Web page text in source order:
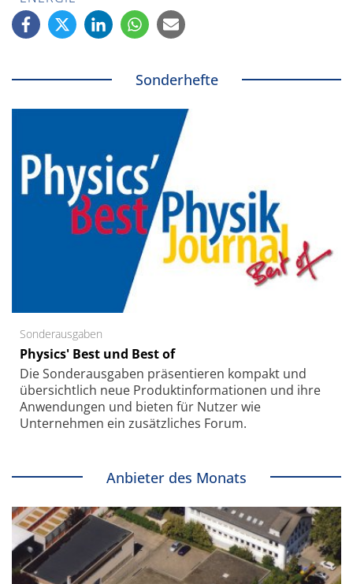
Sonderhefte
Sonderausgaben
Physics' Best und Best of
Die Sonder­ausgaben präsentieren kompakt und
übersichtlich neue Produkt­informationen und ihre
Anwendungen und bieten für Nutzer wie
Unternehmen ein zusätzliches Forum.
Anbieter des Monats